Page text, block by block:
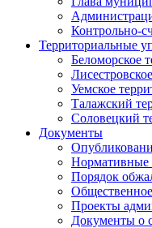
Контрольно-
Территориальные
Беломорское
Уемское
Талажский
Соловецкий
Документы
Нормативные
Порядок
Проекты
Документы о